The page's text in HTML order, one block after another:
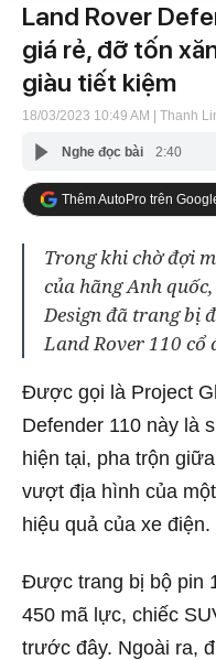
Land Rover
giá rẻ, đỡ tốn
giàu tiết kiệm
18/03/2023 10:49 AM | Thanh
Nghe đọc bài 2:40
Thêm AutoPro trên
Trong khi chờ đợi
của hãng Anh
Design đã trang bị
Land Rover 110 cổ
Được gọi là Project
Defender 110 này là
hiện tại, pha trộn
vượt địa hình của
hiệu quả của xe điện.
Được trang bị bộ pin
450 mã lực, chiếc
trước đây. Ngoài ra,